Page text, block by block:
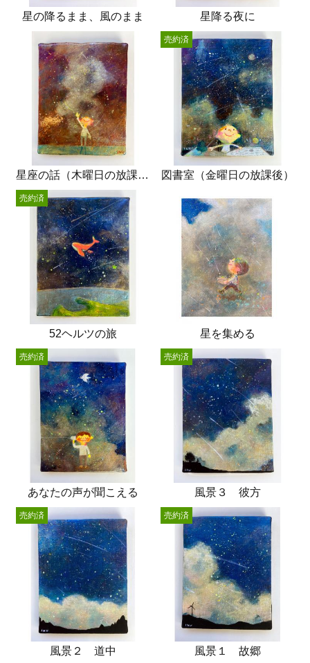
星の降るまま、風のまま 星降る夜に
星座の話（木曜日の放課後） 図書室（金曜日の放課後）
売約済
52ヘルツの旅
売約済
星を集める
あなたの声が聞こえる
売約済
風景３ 彼方
売約済
風景２ 道中
売約済
風景１ 故郷
売約済